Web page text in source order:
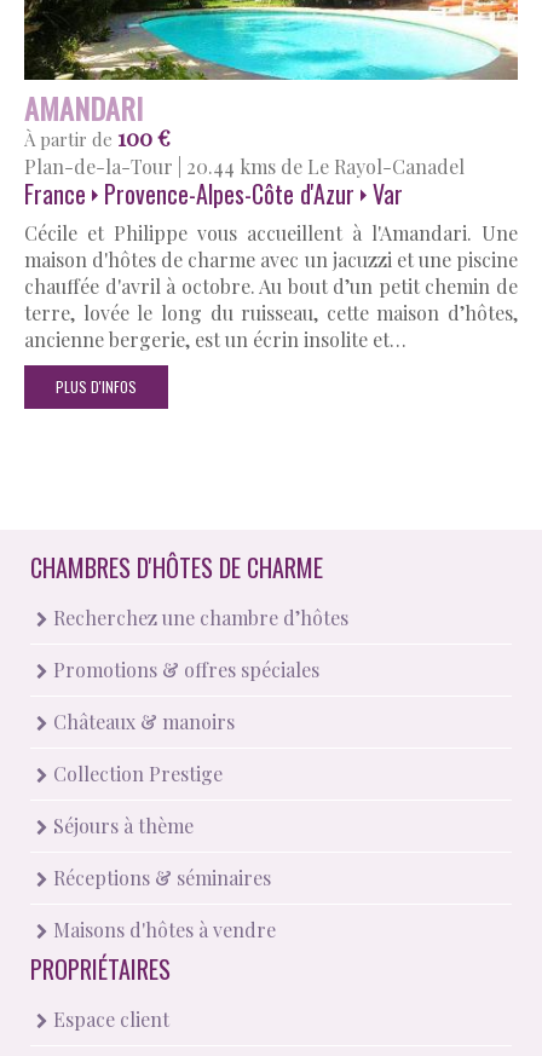
AMANDARI
À partir de 100 €
Plan-de-la-Tour 20.44 kms de Le Rayol-Canadel
France Provence-Alpes-Côte d'Azur Var
Cécile et Philippe vous accueillent à l'Amandari. Une
maison d'hôtes de charme avec un jacuzzi et une piscine
chauffée d'avril à octobre. Au bout d’un petit chemin de
terre, lovée le long du ruisseau, cette maison d’hôtes,
ancienne bergerie, est un écrin insolite et…
PLUS D'INFOS
CHAMBRES D'HÔTES DE CHARME
Recherchez une chambre d’hôtes
Promotions & offres spéciales
Châteaux & manoirs
Collection Prestige
Séjours à thème
Réceptions & séminaires
Maisons d'hôtes à vendre
PROPRIÉTAIRES
Espace client